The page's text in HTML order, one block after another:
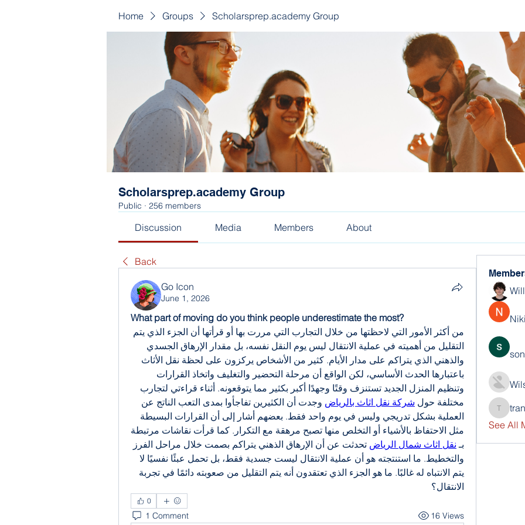
Home Groups Scholarsprep.academy Group
Scholarsprep.academy Group
Public · 256 members
Discussion Media Members About
Back
Go Icon
June 1, 2026
What part of moving do you think people underestimate the most?
مختلفة حول شركة نقل اثاث بالرياض
بـ نقل اثاث شمال الرياض
الانتقال؟
0
1 Comment 16 Views
See All